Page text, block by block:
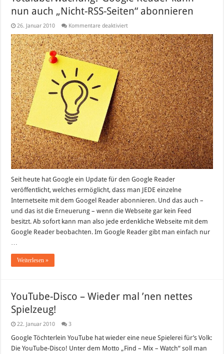
nun auch „Nicht-RSS-Seiten“ abonnieren
26. Januar 2010 Kommentare deaktiviertfür
Google
Reader
kann
nun
auch
„Nicht-
RSS-
Seiten“
abonnieren
Seit heute hat Google ein Update für den Google Reader
veröffentlicht, welches ermöglicht, dass man JEDE einzelne
Internetseite mit dem Googel Reader abonnieren. Und das auch –
und das ist die Erneuerung – wenn die Webseite gar kein Feed
besitzt. Ab sofort kann man also jede erdenkliche Webseite mit dem
Google Reader beobachten. Im Google Reader gibt man einfach nur
Weiterlesen »
YouTube-Disco – Wieder mal ’nen nettes
Spielzeug!
22. Januar 2010 3
Google Töchterlein YouTube hat wieder eine neue Spielerei für’s Volk:
Die YouTube-Disco! Unter dem Motto „Find – Mix – Watch“ soll man